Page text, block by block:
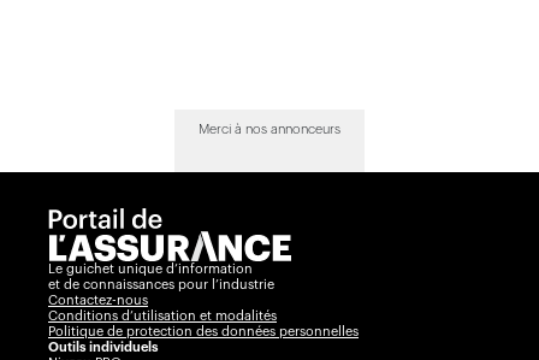
Merci à nos annonceurs
Le guichet unique d’information
et de connaissances pour l’industrie
Contactez-nous
Conditions d’utilisation et modalités
Politique de protection des données personnelles
Outils individuels